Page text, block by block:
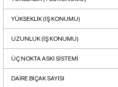
YÜKSEKLİK (İŞ KONUMU)
UZUNLUK (İŞ KONUMU)
ÜÇ NOKTA ASKI SİSTEMİ
DAİRE BIÇAK SAYISI